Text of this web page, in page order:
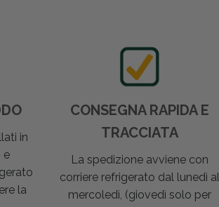
in
e
la
CONSEGNA RAPIDA E
TRACCIATA
La spedizione avviene con
corriere refrigerato dal lunedì al
mercoledì, (giovedì solo per